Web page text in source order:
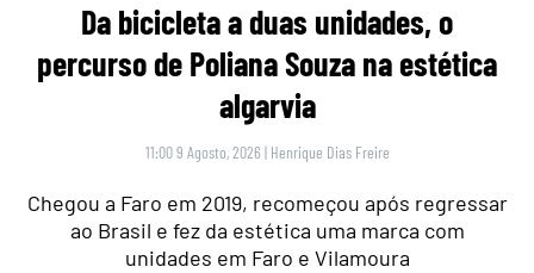
Da bicicleta a duas unidades, o
percurso de Poliana Souza na estética
algarvia
11:00 9 Agosto, 2026 | Henrique Dias Freire
Chegou a Faro em 2019, recomeçou após regressar
ao Brasil e fez da estética uma marca com
unidades em Faro e Vilamoura